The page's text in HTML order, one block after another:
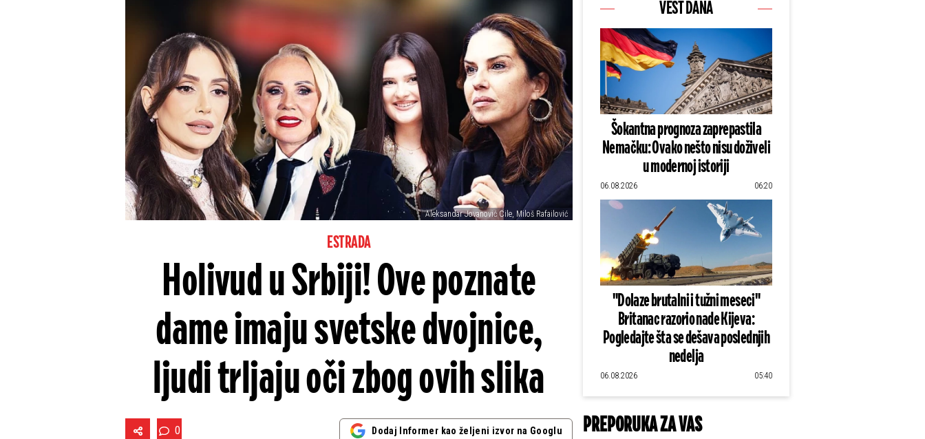
Aleksandar Jovanović Cile, Miloš Rafailović
ESTRADA
Holivud u Srbiji! Ove poznate
dame imaju svetske dvojnice,
ljudi trljaju oči zbog ovih slika
0 Dodaj Informer kao željeni izvor na Googlu
VEST DANA
Šokantna prognoza zaprepastila
Nemačku: Ovako nešto nisu doživeli
u modernoj istoriji
06.08.2026 06:20
"Dolaze brutalni i tužni meseci"
Britanac razorio nade Kijeva:
Pogledajte šta se dešava poslednjih
nedelja
06.08.2026 05:40
PREPORUKA ZA VAS